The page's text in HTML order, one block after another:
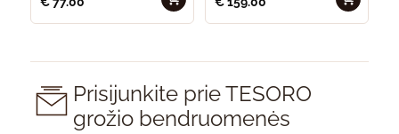
Prisijunkite prie TESORO
grožio bendruomenės